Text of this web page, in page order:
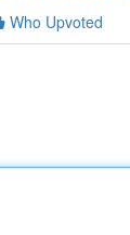
Who Upvoted